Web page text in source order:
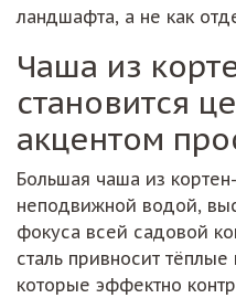
ландшафта, а не как
Чаша из
становится
акцентом
Большая чаша из
неподвижной водой,
фокуса всей садовой
сталь привносит
которые эффектно